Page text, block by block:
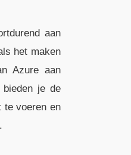
aan
het maken
Azure aan
je de
te voeren en